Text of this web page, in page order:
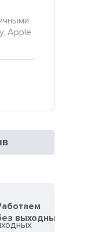
Apple
выходных